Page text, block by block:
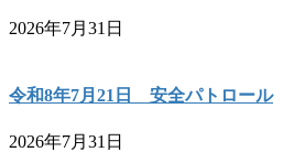
2026年7月31日
令和8年7月21日 安全パトロール
2026年7月31日